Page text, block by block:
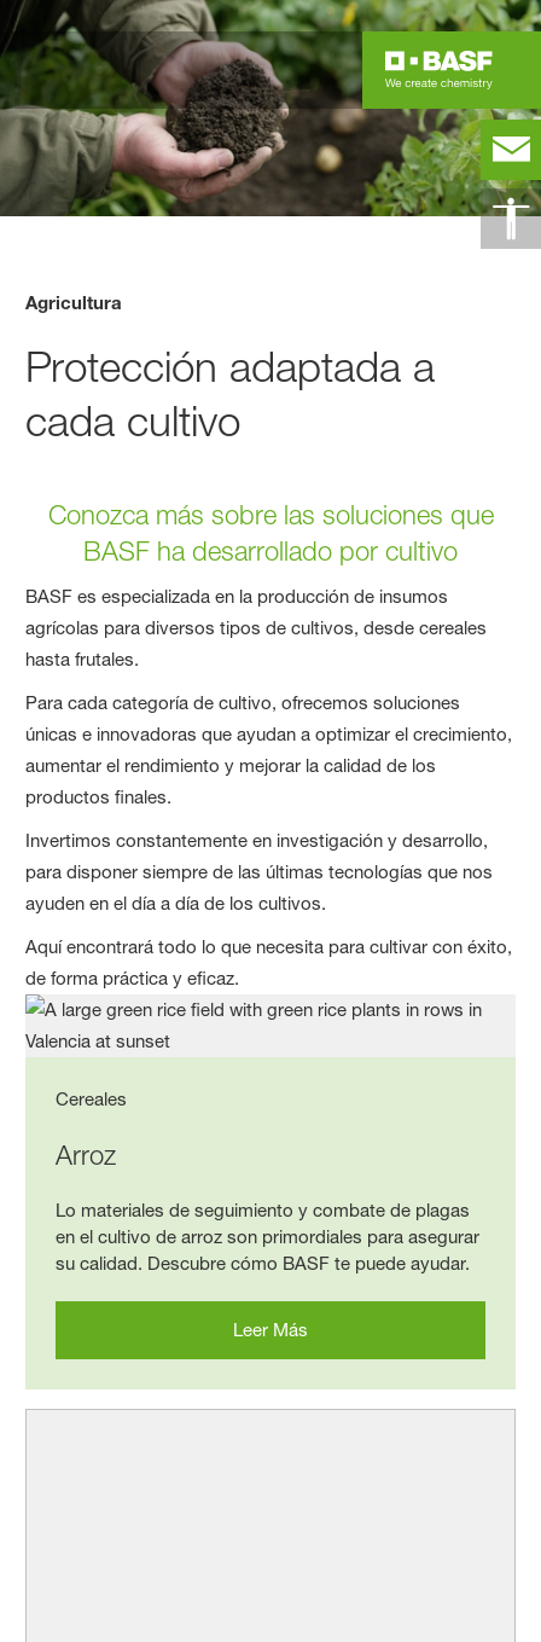
Agricultura
Protección adaptada a
cada cultivo
Conozca más sobre las soluciones que
BASF ha desarrollado por cultivo
BASF es especializada en la producción de insumos
agrícolas para diversos tipos de cultivos, desde cereales
hasta frutales.
Para cada categoría de cultivo, ofrecemos soluciones
únicas e innovadoras que ayudan a optimizar el crecimiento,
aumentar el rendimiento y mejorar la calidad de los
productos finales.
Invertimos constantemente en investigación y desarrollo,
para disponer siempre de las últimas tecnologías que nos
ayuden en el día a día de los cultivos.
Aquí encontrará todo lo que necesita para cultivar con éxito,
de forma práctica y eficaz.
Cereales
Arroz
Lo materiales de seguimiento y combate de plagas
en el cultivo de arroz son primordiales para asegurar
su calidad. Descubre cómo BASF te puede ayudar.
Leer Más